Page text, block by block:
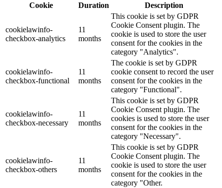
Cookie
Duration Description
cookielawinfo-
checkbox-analytics
11
months
This cookie is set by GDPR
Cookie Consent plugin. The
cookie is used to store the user
consent for the cookies in the
category "Analytics".
cookielawinfo-
checkbox-functional
11
months
The cookie is set by GDPR
cookie consent to record the user
consent for the cookies in the
category "Functional".
cookielawinfo-
checkbox-necessary
11
months
This cookie is set by GDPR
Cookie Consent plugin. The
cookies is used to store the user
consent for the cookies in the
category "Necessary".
cookielawinfo-
checkbox-others
11
months
This cookie is set by GDPR
Cookie Consent plugin. The
cookie is used to store the user
consent for the cookies in the
category "Other.